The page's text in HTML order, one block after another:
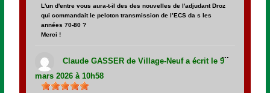
L'un d'entre vous aura-t-il des des nouvelles de l'adjudant Droz
qui commandait le peloton transmission de l’ECS da s les
années 70-80 ?
Merci !
Claude GASSERde Village-Neuf a écrit le 9
mars 2026 à 10h58
...cette